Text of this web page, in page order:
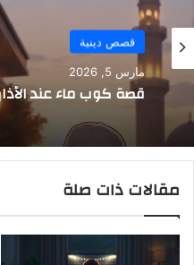
قصص دينية
مارس 5, 2026
قصة كوب ماء عند
مقالات ذات صلة